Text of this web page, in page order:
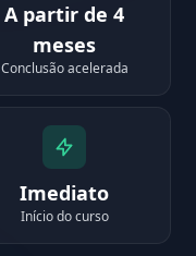
A partir de 4
meses
Conclusão acelerada
Imediato
Início do curso